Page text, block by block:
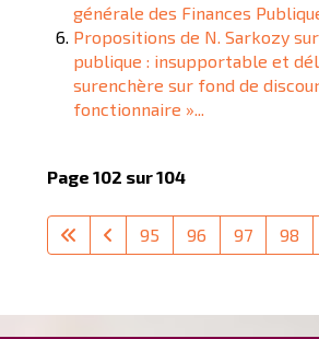
générale des Finances
Propositions de N. Sarkozy
publique : insupportable et
surenchère sur fond de
fonctionnaire »...
Page 102 sur 104
95 96 97 98